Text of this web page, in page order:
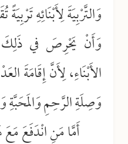
وَالتَّرْبِيَةَ لِأَبْنَائِهِ
وَأَنْ يَحْرِصَ في ذَلِكَ
الأَبْنَاءِ، لِأَنَّ إِقَامَةَ
وَصِلَةِ الرَّحِمِ وَالمَحَبَّةِ
أَمَّا مَنِ انْدَفَعَ مَعَ